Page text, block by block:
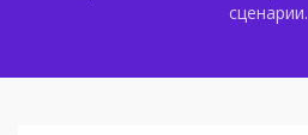
сценарии.